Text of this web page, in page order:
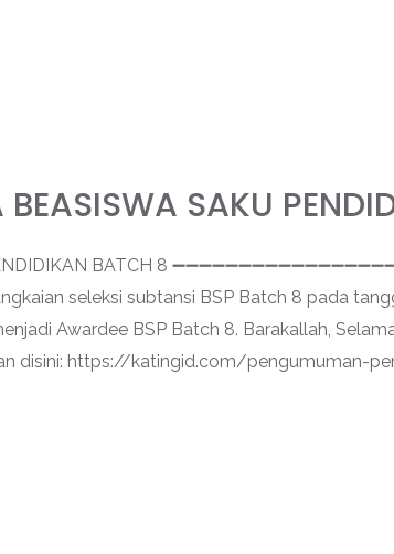
BEASISWA SAKU
BATCH 8
seleksi subtansi BSP Batch 8 pada
Awardee BSP Batch 8. Barakallah,
disini: https://katingid.com/pengumuman-